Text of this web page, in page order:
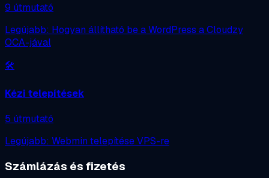
9 útmutató
Legújabb: Hogyan állítható be a WordPress a Cloudzy
OCA-jával
🛠️
Kézi telepítések
5 útmutató
Legújabb: Webmin telepítése VPS-re
Számlázás és fizetés